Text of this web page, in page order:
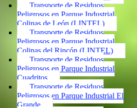
Transporte de Residuos
Peligrosos en Parque Industrial
Colinas de León (LINTEL)
Transporte de Residuos
Peligrosos en Parque Industrial
Colinas del Rincón (LINTEL)
Transporte de Residuos
Peligrosos en Parque Industrial
Cuadritos
Transporte de Residuos
Peligrosos en Parque Industrial El
Grande